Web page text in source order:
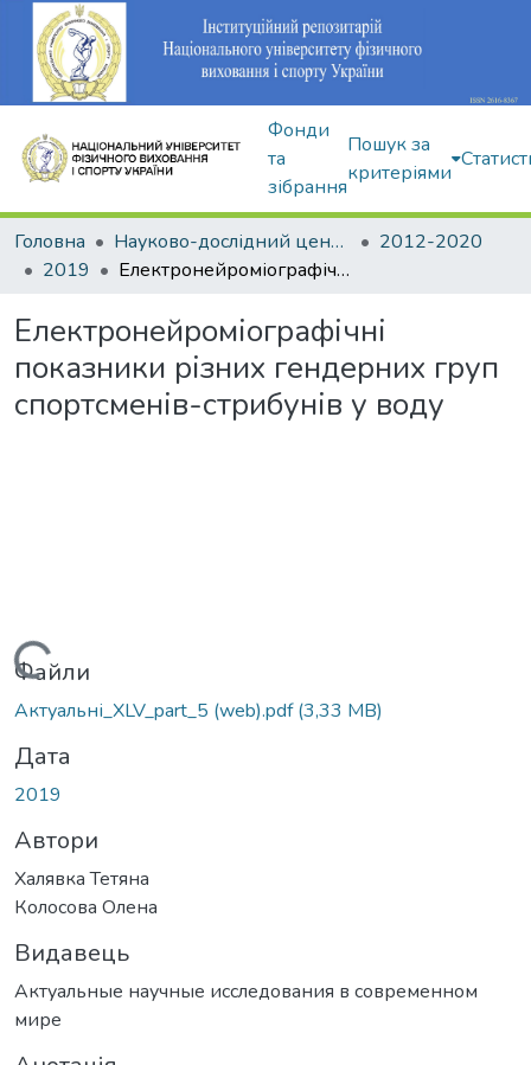
Фонди
та
зібрання
Пошук за
критеріями
Головна Науково-дослідний центр Інституту
2012-2020
2019
Електронейроміографічні показники різних гендерних груп спортсменів-стрибунів у воду
Електронейроміографічні
показники різних гендерних груп
спортсменів-стрибунів у воду
Вантажиться...
Файли
Актуальні_ХLV_part_5 (web).pdf(3,33 MB)
Дата
2019
Автори
Халявка Тетяна
Колосова Олена
Видавець
Актуальные научные исследования в современном
мире